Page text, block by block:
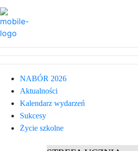
NABÓR 2026
Aktualności
Kalendarz wydarzeń
Sukcesy
Życie szkolne